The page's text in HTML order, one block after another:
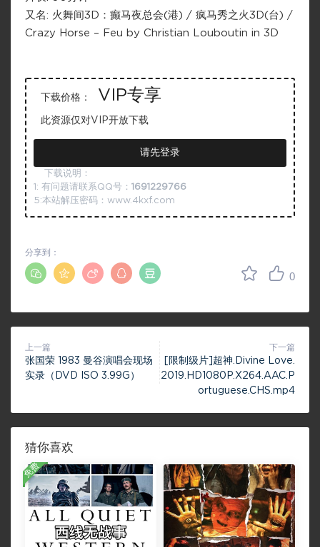
又名: 火舞间3D：癫马夜总会(港) / 疯马秀之火3D(台) /
Crazy Horse – Feu by Christian Louboutin in 3D
下载价格： VIP专享
此资源仅对VIP开放下载
请先登录
下载说明：
1: 有问题请联系QQ号： 1691229766
5:本站解压密码：www.4kxf.com
0
分享到：
上一篇
张国荣 1983 曼谷演唱会现场
实录（DVD ISO 3.99G）
下一篇
[限制级片]超神.Divine Love.
2019.HD1080P.X264.AAC.P
ortuguese.CHS.mp4
猜你喜欢
免费